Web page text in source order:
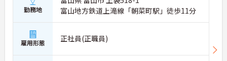
勤務地
富山地方鉄道上滝線「朝菜町駅」徒歩11分
雇用形態 正社員(正職員)